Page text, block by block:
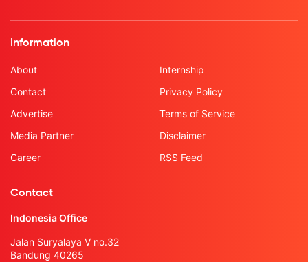
Information
About
Contact
Advertise
Media Partner
Career
Internship
Privacy Policy
Terms of Service
Disclaimer
RSS Feed
Contact
Indonesia Office
Jalan Suryalaya V no.32
Bandung 40265